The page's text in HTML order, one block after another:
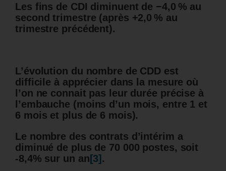
Les fins de CDI diminuent de −4,0 % au
second trimestre (après +2,0 % au
trimestre précédent).
L’évolution du nombre de CDD est
difficile à apprécier dans la mesure où
l’on ne connait pas leur durée précise à
l’embauche (moins d’un mois, entre 1 et
6 mois et plus de 6 mois).
Le nombre des contrats d’intérim a
diminué de plus de 70 000 postes, soit
-8,4% sur un an [3] .